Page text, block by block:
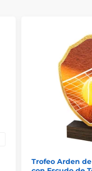
Trofeo Arden